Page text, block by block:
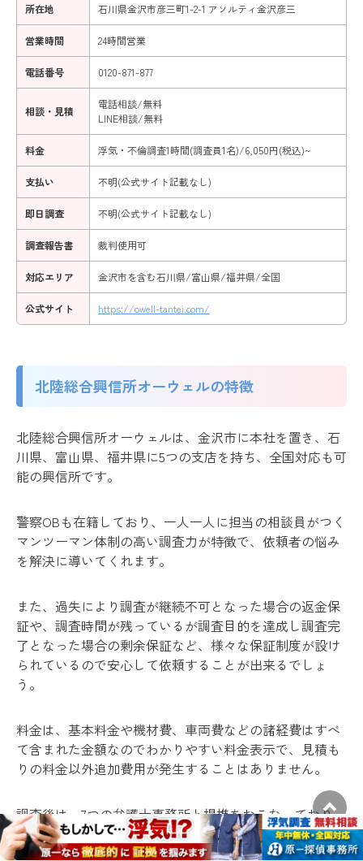
所在地 石川県金沢市彦三町1-2-1 アソルティ金沢彦三
営業時間 24時間営業
電話番号 0120-871-877
相談・見積
電話相談/無料
LINE相談/無料
料金 浮気・不倫調査1時間(調査員1名)/6,050円(税込)~
支払い 不明(公式サイト記載なし)
即日調査 不明(公式サイト記載なし)
調査報告書 裁判使用可
対応エリア 金沢市を含む石川県/富山県/福井県/全国
公式サイト https://owell-tantei.com/
北陸総合興信所オーウェルの特徴
北陸総合興信所オーウェルは、金沢市に本社を置き、石
川県、富山県、福井県に5つの支店を持ち、全国対応も可
能の興信所です。
警察OBも在籍しており、一人一人に担当の相談員がつく
マンツーマン体制の高い調査力が特徴で、依頼者の悩み
を解決に導いてくれます。
また、過失により調査が継続不可となった場合の返金保
証や、調査時間が残っているが調査目的を達成し調査完
了となった場合の剰余保証など、様々な保証制度が設け
られているので安心して依頼することが出来るでしょ
う。
料金は、基本料金や機材費、車両費などの諸経費はすべ
て含まれた金額なのでわかりやすい料金表示で、見積も
りの料金以外追加費用が発生することはありません。
調査後は、7つの弁護士事務所と提携をおこなっており、
アフターケアまで無料です。